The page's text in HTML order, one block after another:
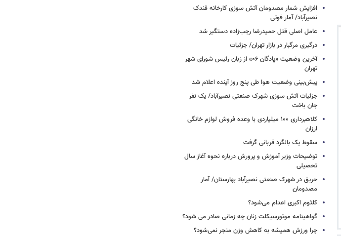
افزایش شمار مصدومان آتش سوزی کارخانه فندک
نصیرآباد/ آمار فوتی
عامل اصلی قتل حمیدرضا رجب‌زاده دستگیر شد
درگیری مرگبار در بازار تهران/ جزئیات
آخرین وضعیت «پادگان ۰۶» از زبان رئیس شورای شهر
تهران
پیش‌بینی وضعیت هوا طی پنج روز آینده اعلام شد
جزئیات آتش سوزی شهرک صنعتی نصیرآباد/ یک نفر
جان باخت
کلاهبرداری ۱۰۰ میلیاردی با وعده فروش لوازم خانگی
ارزان
سقوط یک بالگرد قربانی گرفت
توضیحات وزیر آموزش و پرورش درباره نحوه آغاز سال
تحصیلی
حریق در شهرک صنعتی نصیرآباد بهارستان/ آمار
مصدومان
کلثوم اکبری اعدام می‌شود؟
گواهینامه موتورسیکلت زنان چه زمانی صادر می شود؟
چرا ورزش همیشه به کاهش وزن منجر نمی‌شود؟